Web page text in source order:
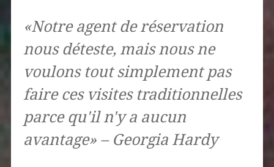
«Notre agent de réservation
nous déteste, mais nous ne
voulons tout simplement pas
faire ces visites traditionnelles
parce qu'il n'y a aucun
avantage» – Georgia Hardy